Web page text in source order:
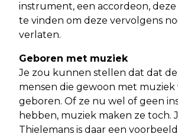
instrument, een accordeon,
te vinden om deze vervolgens
verlaten.
Geboren met muziek
Je zou kunnen stellen dat dat de
mensen die gewoon met
geboren. Of ze nu wel of geen
hebben, muziek maken ze toch.
Thielemans is daar een